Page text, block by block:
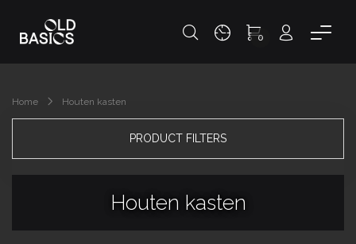
0
Home Houten kasten
PRODUCT FILTERS
Houten kasten